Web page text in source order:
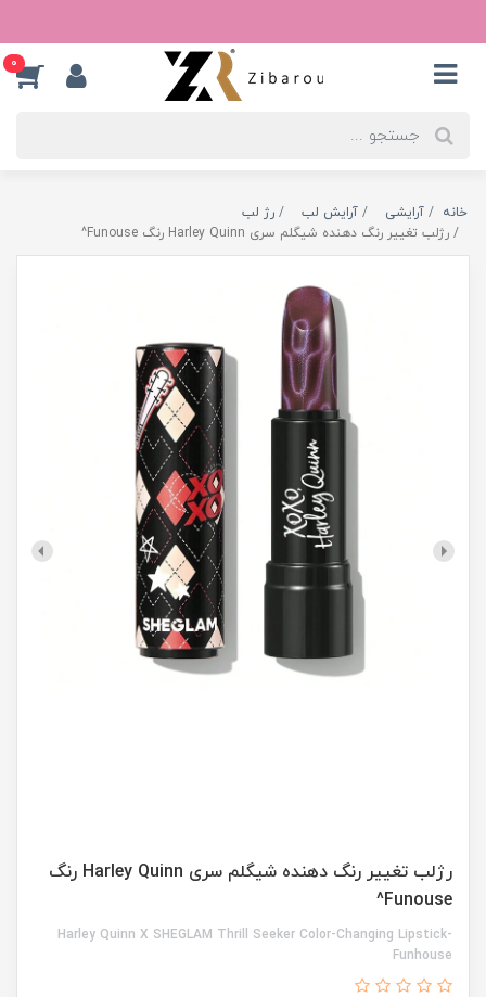
0
خانه آرایشی آرایش لب
رژ لب
رژلب تغییر رنگ دهنده شیگلم سری Harley Quinn رنگ Funouse^
رژلب تغییر رنگ دهنده شیگلم سری Harley Quinn رنگ
Funouse^
Harley Quinn X SHEGLAM Thrill Seeker Color-Changing Lipstick-
Funhouse